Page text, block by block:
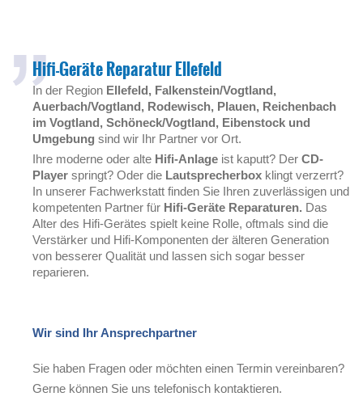
Hifi-Geräte Reparatur Ellefeld
In der Region Ellefeld, Falkenstein/Vogtland,
Auerbach/Vogtland, Rodewisch, Plauen, Reichenbach
im Vogtland, Schöneck/Vogtland, Eibenstock und
Umgebung sind wir Ihr Partner vor Ort.
Ihre moderne oder alte Hifi-Anlage ist kaputt? Der CD-
Player springt? Oder die Lautsprecherbox klingt verzerrt?
In unserer Fachwerkstatt finden Sie Ihren zuverlässigen und
kompetenten Partner für Hifi-Geräte Reparaturen. Das
Alter des Hifi-Gerätes spielt keine Rolle, oftmals sind die
Verstärker und Hifi-Komponenten der älteren Generation
von besserer Qualität und lassen sich sogar besser
reparieren.
Wir sind Ihr Ansprechpartner
Sie haben Fragen oder möchten einen Termin vereinbaren?
Gerne können Sie uns telefonisch kontaktieren.